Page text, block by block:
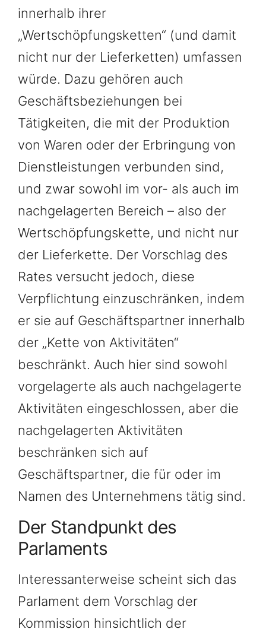
innerhalb ihrer
„Wertschöpfungsketten“ (und damit
nicht nur der Lieferketten) umfassen
würde. Dazu gehören auch
Geschäftsbeziehungen bei
Tätigkeiten, die mit der Produktion
von Waren oder der Erbringung von
Dienstleistungen verbunden sind,
und zwar sowohl im vor- als auch im
nachgelagerten Bereich – also der
Wertschöpfungskette, und nicht nur
der Lieferkette. Der Vorschlag des
Rates versucht jedoch, diese
Verpflichtung einzuschränken, indem
er sie auf Geschäftspartner innerhalb
der „Kette von Aktivitäten“
beschränkt. Auch hier sind sowohl
vorgelagerte als auch nachgelagerte
Aktivitäten eingeschlossen, aber die
nachgelagerten Aktivitäten
beschränken sich auf
Geschäftspartner, die für oder im
Namen des Unternehmens tätig sind.
Der Standpunkt des
Parlaments
Interessanterweise scheint sich das
Parlament dem Vorschlag der
Kommission hinsichtlich der